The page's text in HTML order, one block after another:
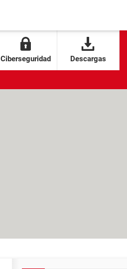
Ciberseguridad Descargas